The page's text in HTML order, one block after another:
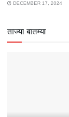
DECEMBER 17, 2024
ताज्या बातम्या